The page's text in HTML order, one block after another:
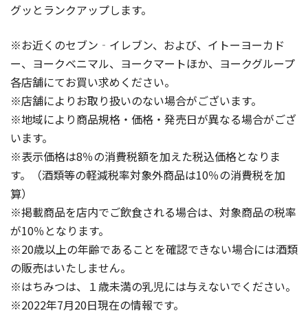
グッとランクアップします。
※お近くのセブン‐イレブン、および、イトーヨーカド
ー、ヨークベニマル、ヨークマートほか、ヨークグループ
各店舗にてお買い求めください。
※店舗によりお取り扱いのない場合がございます。
※地域により商品規格・価格・発売日が異なる場合がござ
います。
※表示価格は8％の消費税額を加えた税込価格となりま
す。（酒類等の軽減税率対象外商品は10％の消費税を加
算）
※掲載商品を店内でご飲食される場合は、対象商品の税率
が10％となります。
※20歳以上の年齢であることを確認できない場合には酒類
の販売はいたしません。
※はちみつは、１歳未満の乳児には与えないでください。
※2022年7月20日現在の情報です。